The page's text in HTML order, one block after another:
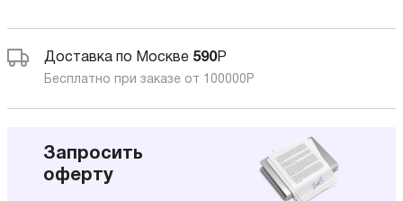
Доставка по Москве 590Р
Бесплатно при заказе от 100000 Р
Запросить
оферту